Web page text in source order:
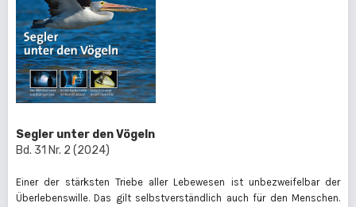
Segler unter den Vögeln
Bd. 31 Nr. 2 (2024)
Einer der stärksten Triebe aller Lebewesen ist unbezweifelbar der
Überlebenswille. Das gilt selbstverständlich auch für den Menschen.